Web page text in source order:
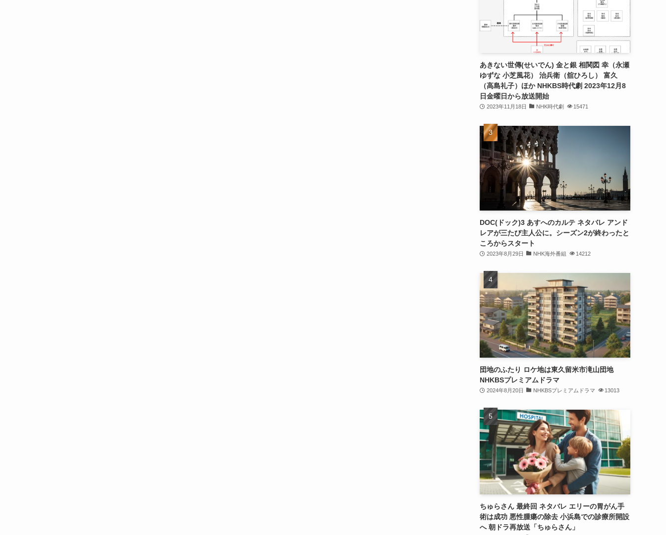
あきない世傳(せいでん) 金と銀 相関図 幸（永瀬
ゆずな 小芝風花） 治兵衛（舘ひろし） 富久
（高島礼子）ほか NHKBS時代劇 2023年12月8
日金曜日から放送開始
2023年11月18日 NHK時代劇 15471
DOC(ドック)3 あすへのカルテ ネタバレ アンド
レアが三たび主人公に。シーズン2が終わったと
ころからスタート
2023年8月29日 NHK海外番組 14212
団地のふたり ロケ地は東久留米市滝山団地
NHKBSプレミアムドラマ
2024年8月20日 NHKBSプレミアムドラマ 13013
ちゅらさん 最終回 ネタバレ エリーの胃がん手
術は成功 悪性腫瘍の除去 小浜島での診療所開設
へ 朝ドラ再放送「ちゅらさん」